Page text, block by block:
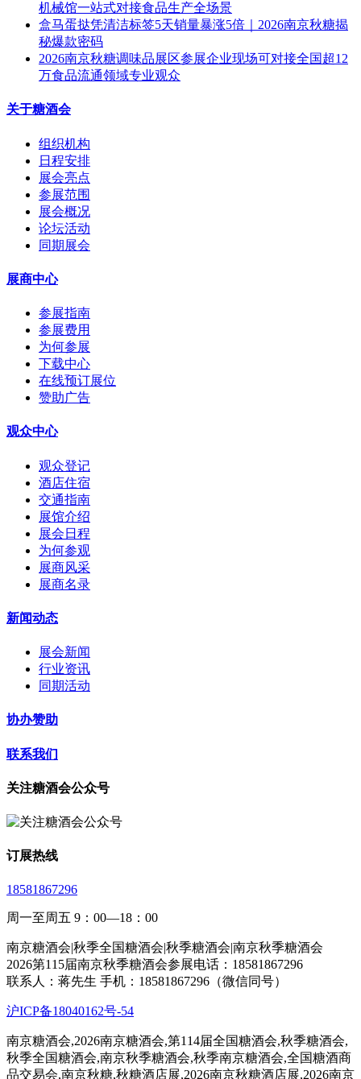
机械馆一站式对接食品生产全场景
盒马蛋挞凭清洁标签5天销量暴涨5倍｜2026南京秋糖揭
秘爆款密码
2026南京秋糖调味品展区参展企业现场可对接全国超12
万食品流通领域专业观众
关于糖酒会
组织机构
日程安排
展会亮点
参展范围
展会概况
论坛活动
同期展会
展商中心
参展指南
参展费用
为何参展
下载中心
在线预订展位
赞助广告
观众中心
观众登记
酒店住宿
交通指南
展馆介绍
展会日程
为何参观
展商风采
展商名录
新闻动态
展会新闻
行业资讯
同期活动
协办赞助
联系我们
关注糖酒会公众号
订展热线
18581867296
周一至周五 9：00—18：00
南京糖酒会|秋季全国糖酒会|秋季糖酒会|南京秋季糖酒会
2026第115届南京秋季糖酒会参展电话：18581867296
联系人：蒋先生 手机：18581867296（微信同号）
沪ICP备18040162号-54
南京糖酒会,2026南京糖酒会,第114届全国糖酒会,秋季糖酒会,
秋季全国糖酒会,南京秋季糖酒会,秋季南京糖酒会,全国糖酒商
品交易会,南京秋糖,秋糖酒店展,2026南京秋糖酒店展,2026南京